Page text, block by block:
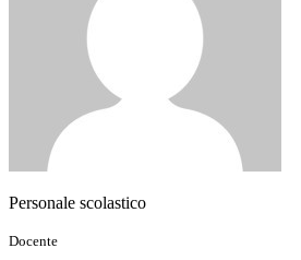
Personale scolastico
Docente